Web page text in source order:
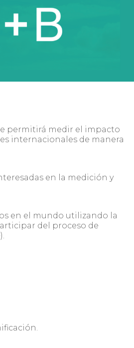
permitirá medir el impacto
internacionales de manera
en la medición y
en el mundo utilizando la
del proceso de